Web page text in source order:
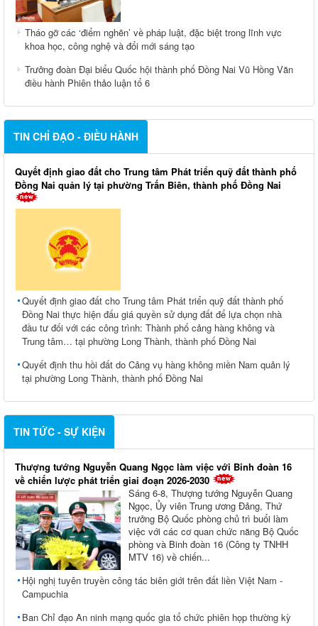
Tháo gỡ các ‘điểm nghẽn’ về pháp luật, đặc biệt trong lĩnh vực
khoa học, công nghệ và đổi mới sáng tạo
Trưởng đoàn Đại biểu Quốc hội thành phố Đồng Nai Vũ Hồng Văn
điều hành Phiên thảo luận tổ 6
TIN CHỈ ĐẠO - ĐIỀU HÀNH
Quyết định giao đất cho Trung tâm Phát triển quỹ đất thành phố
Đồng Nai quản lý tại phường Trấn Biên, thành phố Đồng Nai
Quyết định giao đất cho Trung tâm Phát triển quỹ đất thành phố
Đồng Nai thực hiện đấu giá quyền sử dụng đất để lựa chọn nhà
đầu tư đối với các công trình: Thành phố cảng hàng không và
Trung tâm… tại phường Long Thành, thành phố Đồng Nai
Quyết định thu hồi đất do Cảng vụ hàng không miền Nam quản lý
tại phường Long Thành, thành phố Đồng Nai
TIN TỨC - SỰ KIỆN
Thượng tướng Nguyễn Quang Ngọc làm việc với Binh đoàn 16
về chiến lược phát triển giai đoạn 2026-2030
Sáng 6-8, Thượng tướng Nguyễn Quang
Ngọc, Ủy viên Trung ương Đảng, Thứ
trưởng Bộ Quốc phòng chủ trì buổi làm
việc với các cơ quan chức năng Bộ Quốc
phòng và Binh đoàn 16 (Công ty TNHH
MTV 16) về chiến...
Hội nghị tuyên truyền công tác biên giới trên đất liền Việt Nam -
Campuchia
Ban Chỉ đạo An ninh mạng quốc gia tổ chức phiên họp thường kỳ